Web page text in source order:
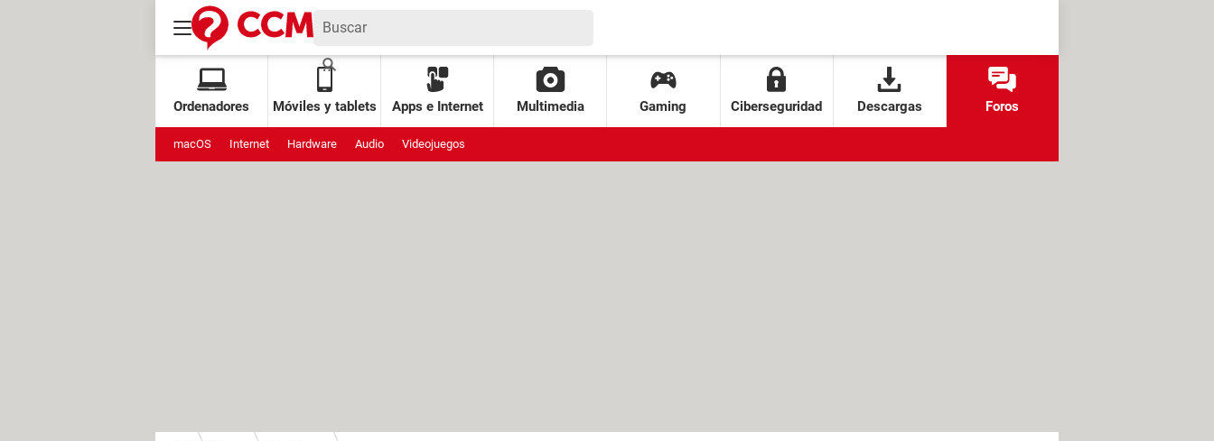
Ordenadores Móviles y tablets Apps e Internet Multimedia Gaming Ciberseguridad Descargas Foros
macOS Internet Hardware Audio Videojuegos